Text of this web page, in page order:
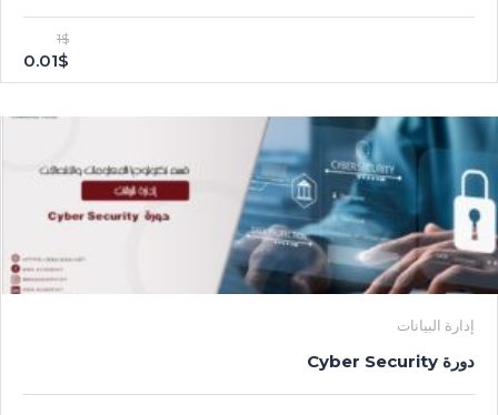
1$
0.01$
إدارة البيانات
دورة Cyber Security